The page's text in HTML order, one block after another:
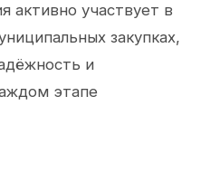
активно участвует в
закупках,
и
этапе